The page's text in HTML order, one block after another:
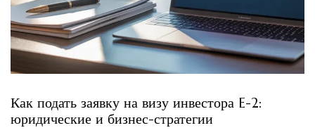
Как подать заявку на визу инвестора E-2:
юридические и бизнес-стратегии